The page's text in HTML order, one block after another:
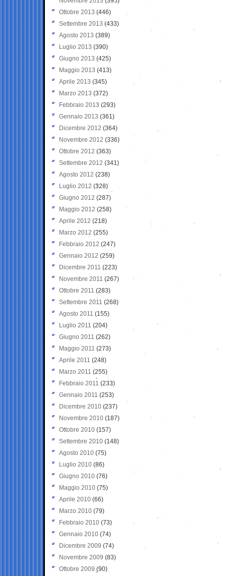
Ottobre 2013 (446)
Settembre 2013 (433)
Agosto 2013 (389)
Luglio 2013 (390)
Giugno 2013 (425)
Maggio 2013 (413)
Aprile 2013 (345)
Marzo 2013 (372)
Febbraio 2013 (293)
Gennaio 2013 (361)
Dicembre 2012 (364)
Novembre 2012 (336)
Ottobre 2012 (363)
Settembre 2012 (341)
Agosto 2012 (238)
Luglio 2012 (328)
Giugno 2012 (287)
Maggio 2012 (258)
Aprile 2012 (218)
Marzo 2012 (255)
Febbraio 2012 (247)
Gennaio 2012 (259)
Dicembre 2011 (223)
Novembre 2011 (267)
Ottobre 2011 (283)
Settembre 2011 (268)
Agosto 2011 (155)
Luglio 2011 (204)
Giugno 2011 (262)
Maggio 2011 (273)
Aprile 2011 (248)
Marzo 2011 (255)
Febbraio 2011 (233)
Gennaio 2011 (253)
Dicembre 2010 (237)
Novembre 2010 (187)
Ottobre 2010 (157)
Settembre 2010 (148)
Agosto 2010 (75)
Luglio 2010 (86)
Giugno 2010 (76)
Maggio 2010 (75)
Aprile 2010 (66)
Marzo 2010 (79)
Febbraio 2010 (73)
Gennaio 2010 (74)
Dicembre 2009 (74)
Novembre 2009 (83)
Ottobre 2009 (90)